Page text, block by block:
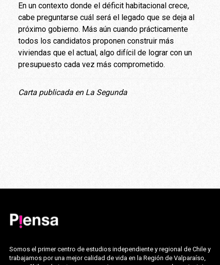
En un contexto donde el déficit habitacional crece,
cabe preguntarse cuál será el legado que se deja al
próximo gobierno. Más aún cuando prácticamente
todos los candidatos proponen construir más
viviendas que el actual, algo difícil de lograr con un
presupuesto cada vez más comprometido.
Carta publicada en La Segunda
Somos el primer centro de estudios independiente y regional de Chile y
trabajamos por una mejor calidad de vida en la Región de Valparaíso,